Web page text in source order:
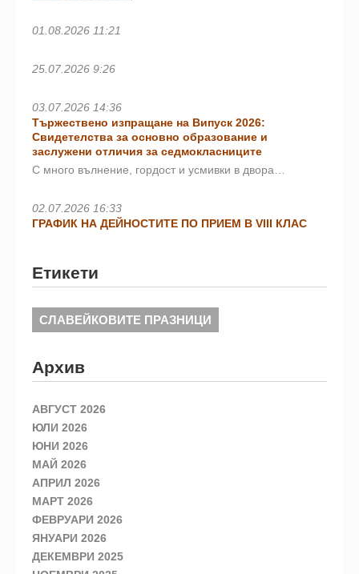
01.08.2026 11:21
25.07.2026 9:26
03.07.2026 14:36
Тържествено изпращане на Випуск 2026:
Свидетелства за основно образование и
заслужени отличия за седмокласниците
С много вълнение, гордост и усмивки в двора…
02.07.2026 16:33
ГРАФИК НА ДЕЙНОСТИТЕ ПО ПРИЕМ В VIII КЛАС
Етикети
СЛАВЕЙКОВИТЕ ПРАЗНИЦИ
Архив
АВГУСТ 2026
ЮЛИ 2026
ЮНИ 2026
МАЙ 2026
АПРИЛ 2026
МАРТ 2026
ФЕВРУАРИ 2026
ЯНУАРИ 2026
ДЕКЕМВРИ 2025